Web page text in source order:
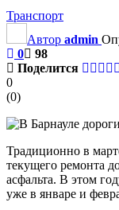
Транспорт
Автор admin
0
98
Поделится
0
(0)
Традиционно в
текущего ремонта
асфальта. В этом
уже в январе и